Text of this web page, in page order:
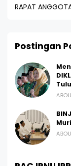
RAPAT
Postingan